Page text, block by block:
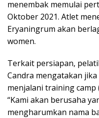
menembak memulai
Oktober 2021. Atlet
Eryaningrum akan
women.
Terkait persiapan,
Candra mengatakan
menjalani training camp
“Kami akan berusaha
mengharumkan nama